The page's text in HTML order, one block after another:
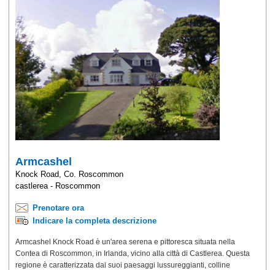
Armcashel
Knock Road, Co. Roscommon
castlerea - Roscommon
Prenotare ora
Indicare la completa descrizione
Armcashel Knock Road è un'area serena e pittoresca situata nella
Contea di Roscommon, in Irlanda, vicino alla città di Castlerea. Questa
regione è caratterizzata dai suoi paesaggi lussureggianti, colline